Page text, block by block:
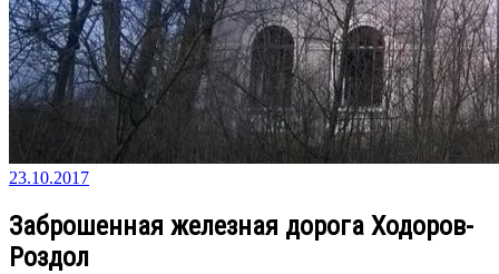
23.10.2017
Заброшенная железная дорога Ходоров-
Роздол